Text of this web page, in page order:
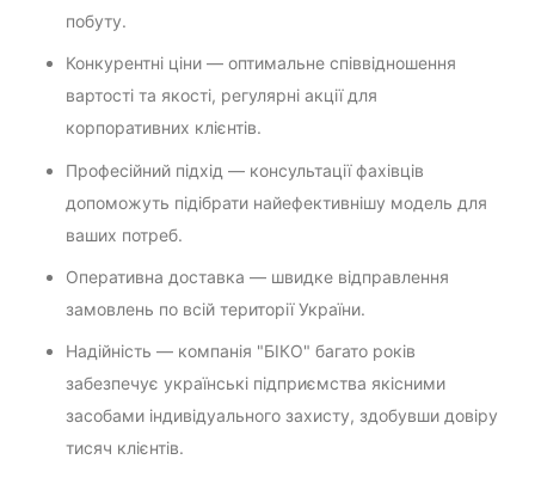
побуту.
Конкурентні ціни — оптимальне співвідношення
вартості та якості, регулярні акції для
корпоративних клієнтів.
Професійний підхід — консультації фахівців
допоможуть підібрати найефективнішу модель для
ваших потреб.
Оперативна доставка — швидке відправлення
замовлень по всій території України.
Надійність — компанія "БІКО" багато років
забезпечує українські підприємства якісними
засобами індивідуального захисту, здобувши довіру
тисяч клієнтів.